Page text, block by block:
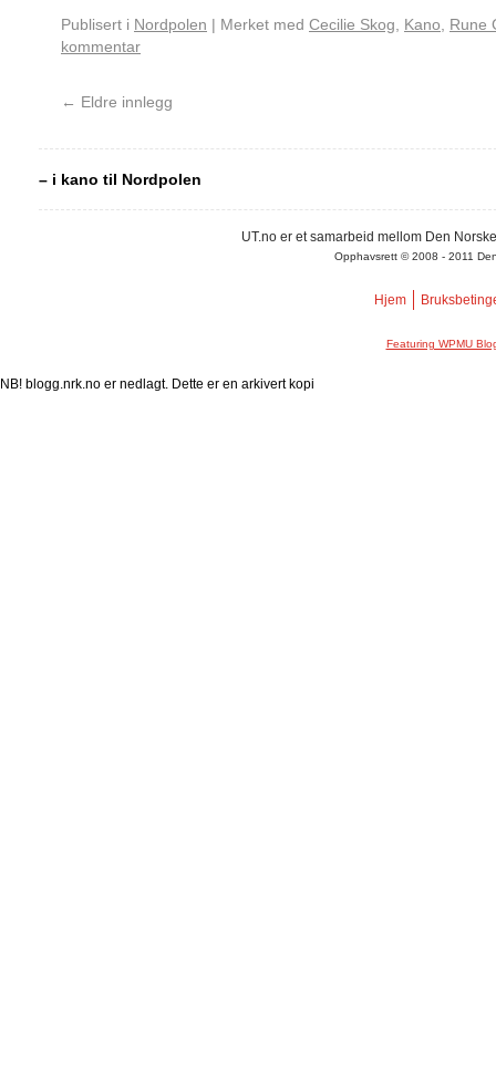
Publisert i Nordpolen | Merket med Cecilie Skog Kano
Rune
kommentar
← Eldre innlegg
– i kano til Nordpolen
UT.no er et samarbeid mellom Den
Opphavsrett © 2008 - 2011
Hjem
Featuring WPMU
NB! blogg.nrk.no er nedlagt. Dette er en arkivert kopi